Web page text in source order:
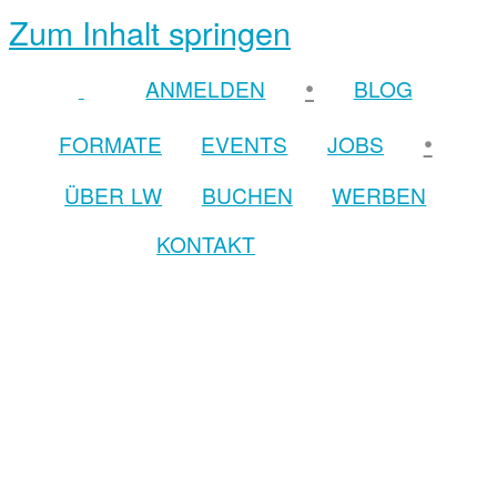
Zum Inhalt springen
ANMELDEN •
BLOG
FORMATE
EVENTS JOBS •
ÜBER LW BUCHEN
WERBEN
KONTAKT